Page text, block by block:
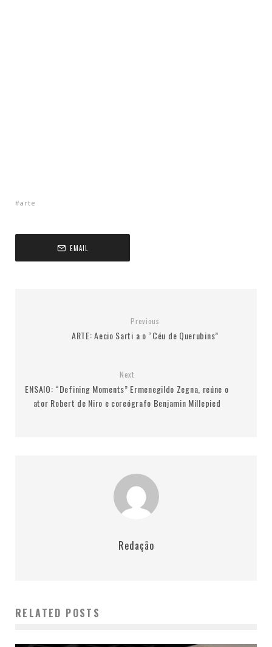
arte
EMAIL
Previous
ARTE: Aecio Sarti a o “Céu de Querubins”
Next
ENSAIO: “Defining Moments” Ermenegildo Zegna, reúne o
ator Robert de Niro e coreógrafo Benjamin Millepied
Redação
RELATED POSTS